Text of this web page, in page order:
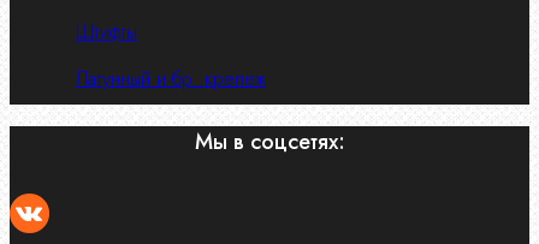
Штифты
Латунный и бр. крепеж
Мы в соцсетях: